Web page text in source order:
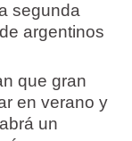
segunda
argentinos
que gran
en verano y
un